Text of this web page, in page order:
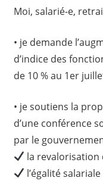
Moi, salarié-e,
• je demande
d’indice des
de 10 % au 1er
• je soutiens la
d’une conférence
par le
la revalorisation
l’égalité